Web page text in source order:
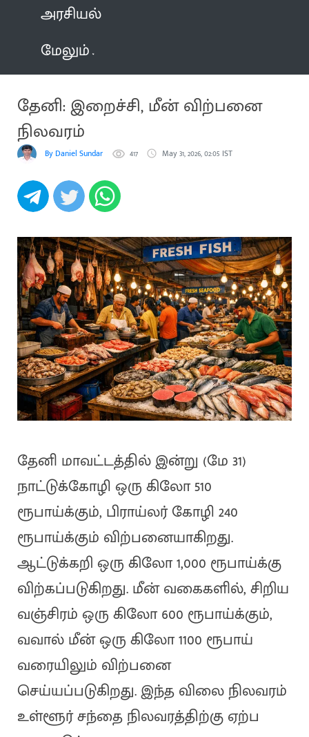
அரசியல்
மேலும்
தேனி: இறைச்சி, மீன் விற்பனை
நிலவரம்
By Daniel Sundar 417 May 31, 2026, 02:05 IST
தேனி மாவட்டத்தில் இன்று (மே 31)
நாட்டுக்கோழி ஒரு கிலோ 510
ரூபாய்க்கும், பிராய்லர் கோழி 240
ரூபாய்க்கும் விற்பனையாகிறது.
ஆட்டுக்கறி ஒரு கிலோ 1,000 ரூபாய்க்கு
விற்கப்படுகிறது. மீன் வகைகளில், சிறிய
வஞ்சிரம் ஒரு கிலோ 600 ரூபாய்க்கும்,
வவால் மீன் ஒரு கிலோ 1100 ரூபாய்
வரையிலும் விற்பனை
செய்யப்படுகிறது. இந்த விலை நிலவரம்
உள்ளூர் சந்தை நிலவரத்திற்கு ஏற்ப